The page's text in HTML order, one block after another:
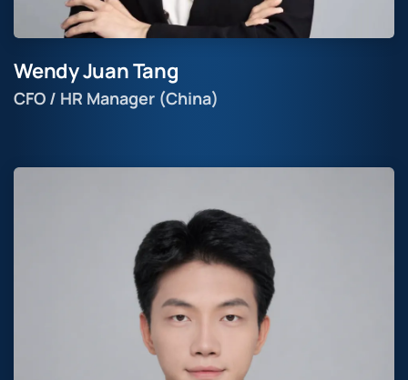
Wendy Juan Tang
CFO / HR Manager (China)